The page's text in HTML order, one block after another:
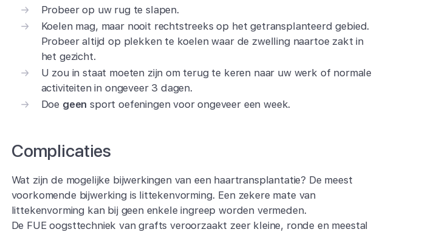
Probeer op uw rug te slapen.
Koelen mag, maar nooit rechtstreeks op het getransplanteerd gebied.
Probeer altijd op plekken te koelen waar de zwelling naartoe zakt in
het gezicht.
U zou in staat moeten zijn om terug te keren naar uw werk of normale
activiteiten in ongeveer 3 dagen.
Doe geen sport oefeningen voor ongeveer een week.
Complicaties
Wat zijn de mogelijke bijwerkingen van een haartransplantatie? De meest
voorkomende bijwerking is littekenvorming. Een zekere mate van
littekenvorming kan bij geen enkele ingreep worden vermeden.
De FUE oogsttechniek van grafts veroorzaakt zeer kleine, ronde en meestal